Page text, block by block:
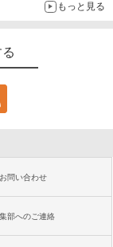
もっと見る
お問い合わせ
部へのご連絡